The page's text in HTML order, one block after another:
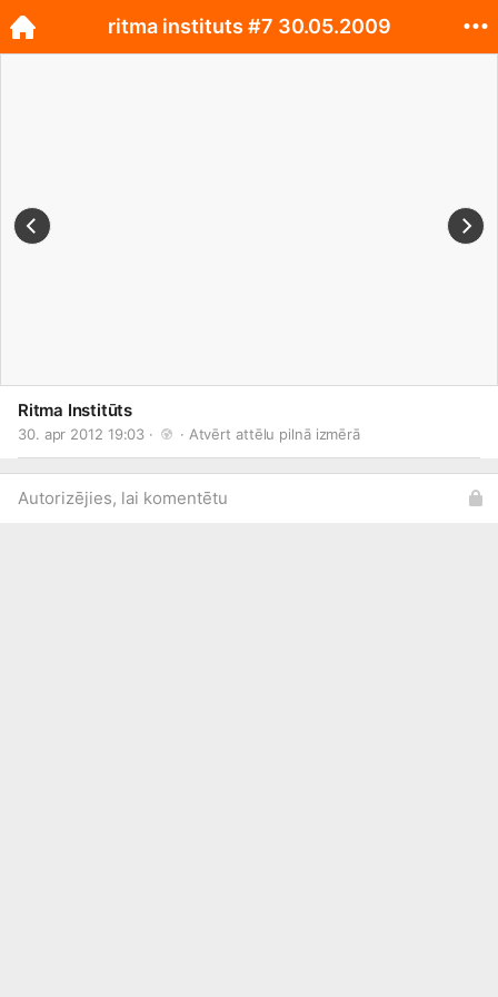
Ritma Institūts
30. apr 2012 19:03 · · Atvērt attēlu pilnā izmērā
Autorizējies, lai komentētu
ritma instituts #7 30.05.2009